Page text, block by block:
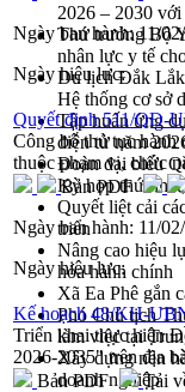
2026 – 2030
Thứ trưởng Bộ
nhân lực y tế
Du lịch Đắk Lắk
Hệ thống cơ sở
Tập huấn ứng
điện tử năm
Đoàn đại biểu
Kỳ họp thứ
Quyết liệt cải
triển
Nâng cao hiệu
hóa hành chính
Xã Ea Phê gắn
Phó Chủ tịch
làm việc tại
Xây dựng nền
doanh nghiệp
Ngày ban hành:11/
Ngày hiệu lực:
Quyết định 511/QĐ-
Công bố thủ tục
thuộc phạm vi, chức
Bản PDF
Ngày ban hành: 11/
Ngày hiệu lực:
Kế hoạch 48/KH-
Triển khai thực hiện
2026-2035" trên địa
Bản PDF
Tải